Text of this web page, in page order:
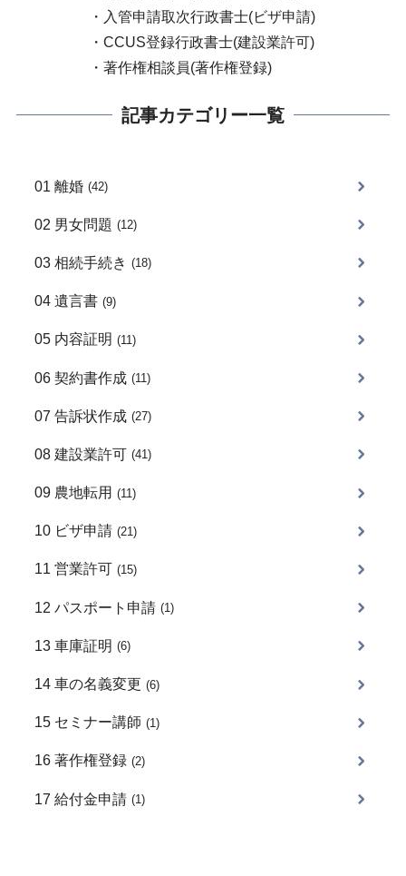
・入管申請取次行政書士(ビザ申請)
・CCUS登録行政書士(建設業許可)
・著作権相談員(著作権登録)
記事カテゴリー一覧
01 離婚 (42)
02 男女問題 (12)
03 相続手続き (18)
04 遺言書 (9)
05 内容証明 (11)
06 契約書作成 (11)
07 告訴状作成 (27)
08 建設業許可 (41)
09 農地転用 (11)
10 ビザ申請 (21)
11 営業許可 (15)
12 パスポート申請 (1)
13 車庫証明 (6)
14 車の名義変更 (6)
15 セミナー講師 (1)
16 著作権登録 (2)
17 給付金申請 (1)